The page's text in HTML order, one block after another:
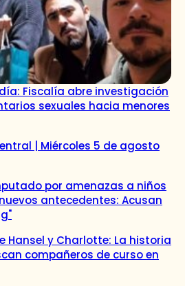
Fiscalía abre investigación
sexuales hacia menores
| Miércoles 5 de agosto
por amenazas a niños
antecedentes: Acusan
Hansel y Charlotte: La historia
compañeros de curso en